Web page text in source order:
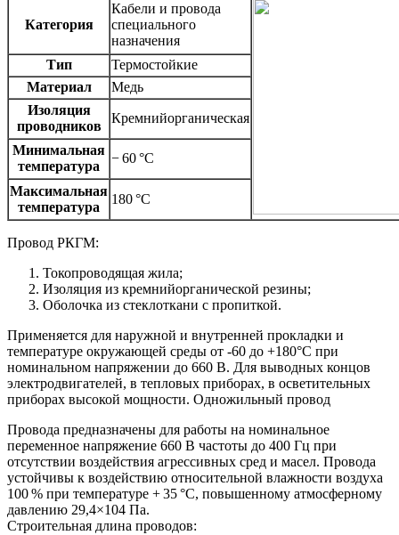
Категория
Кабели и провода
специального
назначения
Тип
Термостойкие
Материал
Медь
Изоляция
проводников
Кремнийорганическая
Минимальная
температура
− 60 °C
Максимальная
температура
180 °C
Провод РКГМ:
Токопроводящая жила;
Изоляция из кремнийорганической резины;
Оболочка из стеклоткани с пропиткой.
Применяется для наружной и внутренней прокладки и
температуре окружающей среды от -60 до +180°С при
номинальном напряжении до 660 В. Для выводных концов
электродвигателей, в тепловых приборах, в осветительных
приборах высокой мощности. Одножильный провод
Провода предназначены для работы на номинальное
переменное напряжение 660 В частоты до 400 Гц при
отсутствии воздействия агрессивных сред и масел. Провода
устойчивы к воздействию относительной влажности воздуха
100 % при температуре + 35 °С, повышенному атмосферному
давлению 29,4×104 Па.
Строительная длина проводов: